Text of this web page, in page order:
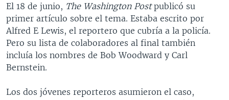
El 18 de junio, The Washington Postpublicó su
primer artículo sobre el tema. Estaba escrito por
Alfred E Lewis, el reportero que cubría a la policía.
Pero su lista de colaboradores al final también
incluía los nombres de Bob Woodward y Carl
Bernstein.
Los dos jóvenes reporteros asumieron el caso,